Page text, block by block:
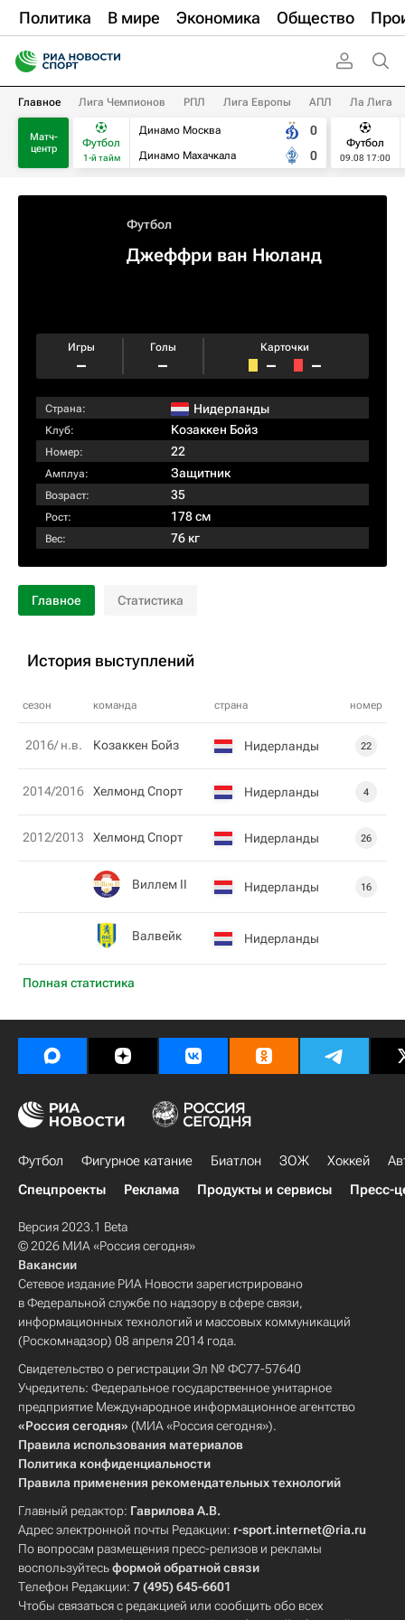
Политика В мире Экономика Общество
Главное Лига Чемпионов РПЛ Лига Европы АПЛ Ла Лига
Матч-
центр
Футбол
1-й тайм
Динамо Москва
Динамо Махачкала
0
0
Футбол
09.08 17:00
Футбол
Джеффри ван Нюланд
Игры
–
Голы
–
Карточки
– –
Страна: Нидерланды
Клуб: Козаккен Бойз
Номер: 22
Амплуа: Защитник
Возраст: 35
Рост: 178 см
Вес: 76 кг
Главное Статистика
История выступлений
сезон команда страна номер
Полная статистика
2016/ н.в. Козаккен Бойз Нидерланды 22
2014/2016 Хелмонд Спорт Нидерланды 4
2012/2013 Хелмонд Спорт Нидерланды 26
Виллем II Нидерланды 16
Валвейк Нидерланды
Футбол Фигурное катание Биатлон ЗОЖ Хоккей
Спецпроекты
Реклама Продукты и сервисы Пресс-
Версия 2023.1 Beta
© 2026 МИА «Россия сегодня»
Вакансии
Сетевое издание РИА Новости зарегистрировано
в Федеральной службе по надзору в сфере связи,
информационных технологий и массовых коммуникаций
(Роскомнадзор) 08 апреля 2014 года.
Свидетельство о регистрации Эл № ФС77-57640
Учредитель: Федеральное государственное унитарное
предприятие Международное информационное агентство
«Россия сегодня» (МИА «Россия сегодня»).
Правила использования материалов
Политика конфиденциальности
Правила применения рекомендательных технологий
Главный редактор: Гаврилова А.В.
Адрес электронной почты Редакции: r-sport.internet@ria.ru
По вопросам размещения пресс-релизов и рекламы
воспользуйтесьформой обратной связи
Телефон Редакции: 7 (495) 645-6601
Чтобы связаться с редакцией или сообщить обо всех